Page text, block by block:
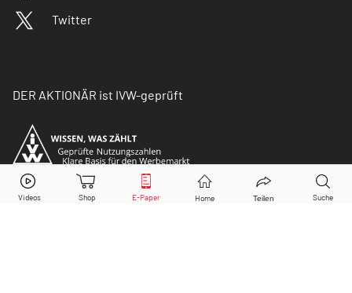
Twitter
DER AKTIONÄR ist IVW-geprüft